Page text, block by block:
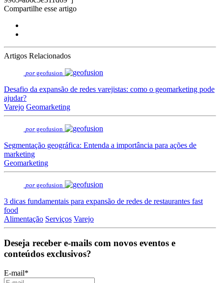
Compartilhe esse artigo
Artigos Relacionados
por geofusion
Desafio da expansão de redes varejistas: como o geomarketing pode
ajudar?
Varejo Geomarketing
por geofusion
Segmentação geográfica: Entenda a importância para ações de
marketing
Geomarketing
por geofusion
3 dicas fundamentais para expansão de redes de restaurantes fast
food
Alimentação Serviços Varejo
Deseja receber e-mails com novos eventos e
conteúdos exclusivos?
E-mail*